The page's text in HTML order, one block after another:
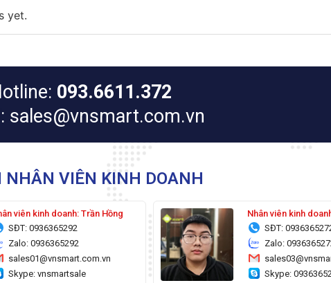
yet.
093.6611.372
sales@vnsmart.com.vn
NHÂN VIÊN KINH DOANH
viên kinh doanh: Trần Hồng
SĐT: 0936365292
Zalo: 0936365292
sales01@vnsmart.com.vn
Skype: vnsmartsale
Nhân viên kinh
SĐT:
Zalo:
Skype: